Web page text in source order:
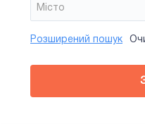
Мiсто
Район
Сторона
Усi
Розширений пошук